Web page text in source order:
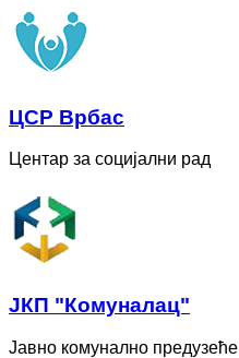
ЦСР Врбас
Центар за социјални рад
ЈКП "Комуналац"
Јавно комунално предузеће